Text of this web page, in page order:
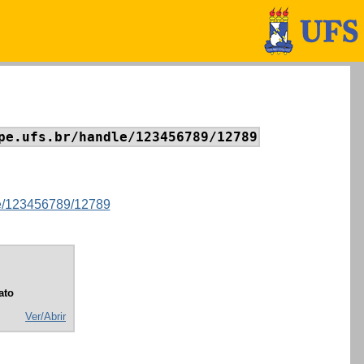
handle/123456789/12789
123456789/12789
Ver/Abrir